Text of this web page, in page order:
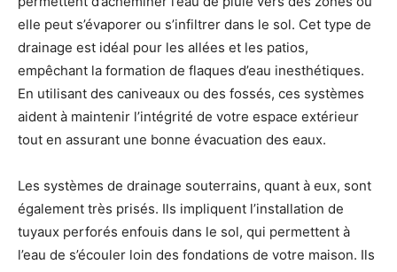
elle peut s’évaporer ou s’infiltrer dans le sol. Cet type de
drainage est idéal pour les allées et les patios,
empêchant la formation de flaques d’eau inesthétiques.
En utilisant des caniveaux ou des fossés, ces systèmes
aident à maintenir l’intégrité de votre espace extérieur
tout en assurant une bonne évacuation des eaux.
Les systèmes de drainage souterrains, quant à eux, sont
également très prisés. Ils impliquent l’installation de
tuyaux perforés enfouis dans le sol, qui permettent à
l’eau de s’écouler loin des fondations de votre maison. Ils